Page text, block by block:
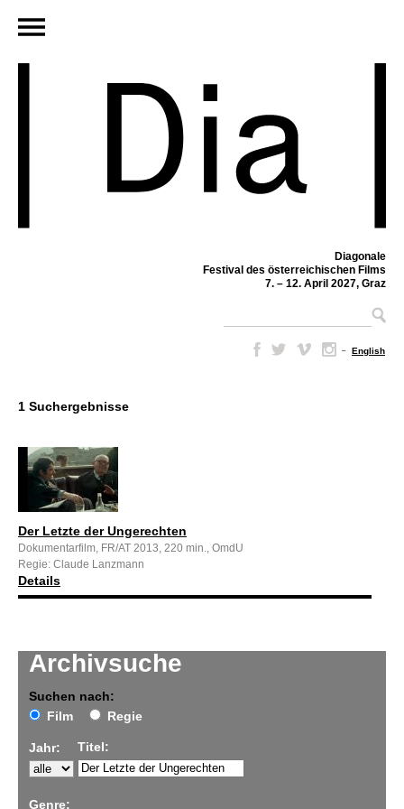
Diagonale
Festival des österreichischen Films
7. – 12. April 2027, Graz
– English
Archivsuche
Suchen nach:
Film
Regie
Jahr: Titel:
Genre:
1 Suchergebnisse
Der Letzte der Ungerechten
Dokumentarfilm, FR/AT 2013, 220 min., OmdU
Regie: Claude Lanzmann
Details